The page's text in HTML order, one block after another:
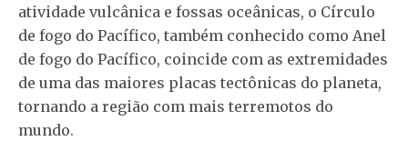
atividade vulcânica e fossas oceânicas, o Círculo
de fogo do Pacífico, também conhecido como Anel
de fogo do Pacífico, coincide com as extremidades
de uma das maiores placas tectônicas do planeta,
tornando a região com mais terremotos do
mundo.